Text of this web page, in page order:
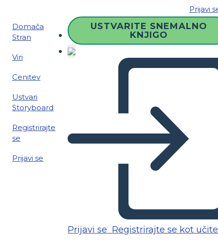
Prijavi
Domača
Stran
Viri
Cenitev
Ustvari
Storyboard
Registrirajte
se
Prijavi se
USTVARITE SNEMALNO
KNJIGO
Prijavi se Registrirajte se kot